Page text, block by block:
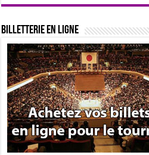
Billetterie en ligne